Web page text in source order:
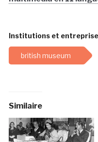
Institutions et
british museum
Similaire